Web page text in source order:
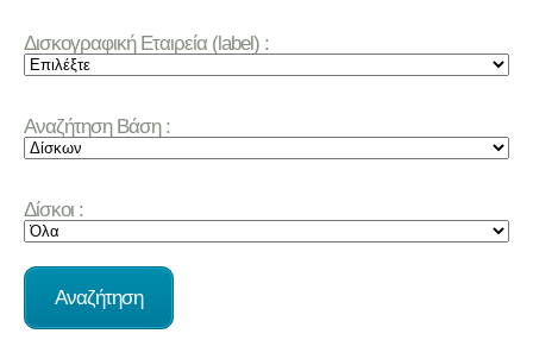
Δισκογραφική Εταιρεία (label) :
Αναζήτηση Βάση :
Δίσκοι :